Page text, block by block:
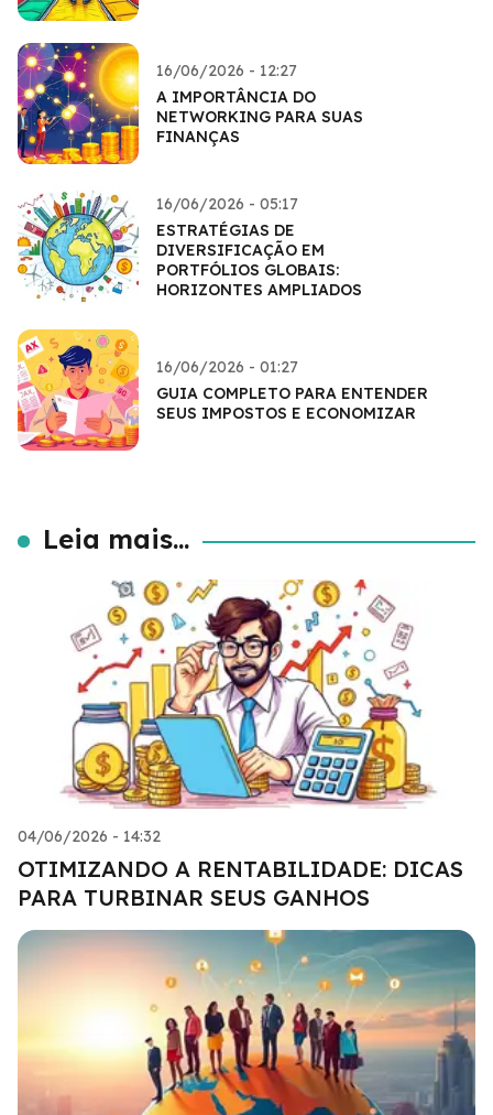
16/06/2026 - 12:27
A IMPORTÂNCIA DO
NETWORKING PARA SUAS
FINANÇAS
16/06/2026 - 05:17
ESTRATÉGIAS DE
DIVERSIFICAÇÃO EM
PORTFÓLIOS GLOBAIS:
HORIZONTES AMPLIADOS
16/06/2026 - 01:27
GUIA COMPLETO PARA ENTENDER
SEUS IMPOSTOS E ECONOMIZAR
Leia mais...
04/06/2026 - 14:32
OTIMIZANDO A RENTABILIDADE: DICAS
PARA TURBINAR SEUS GANHOS